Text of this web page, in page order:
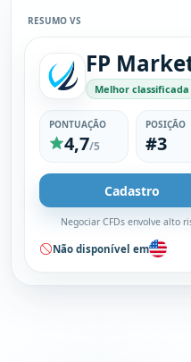
RESUMO VS
FP
Melhor classificada
PONTUAÇÃO
4,7/5
POSIÇÃO
#3
Cadastro
Negociar CFDs envolve alto
Não disponível em